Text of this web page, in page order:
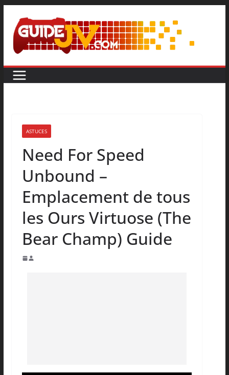
ASTUCES
Need For Speed
Unbound –
Emplacement de tous
les Ours Virtuose (The
Bear Champ) Guide